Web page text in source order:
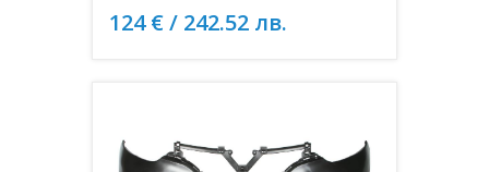
124 € / 242.52 лв.